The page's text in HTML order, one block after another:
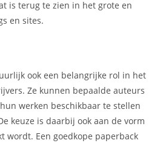
is terug te zien in het grote en
en sites.
ook een belangrijke rol in het
Ze kunnen bepaalde auteurs
werken beschikbaar te stellen
keuze is daarbij ook aan de vorm
wordt. Een goedkope paperback